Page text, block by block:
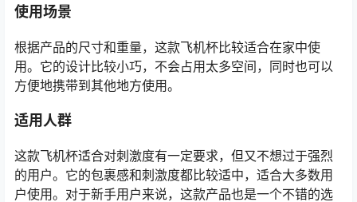
使用场景
根据产品的尺寸和重量，这款飞机杯比较适合在家中使
用。它的设计比较小巧，不会占用太多空间，同时也可以
方便地携带到其他地方使用。
适用人群
这款飞机杯适合对刺激度有一定要求，但又不想过于强烈
的用户。它的包裹感和刺激度都比较适中，适合大多数用
户使用。对于新手用户来说，这款产品也是一个不错的选